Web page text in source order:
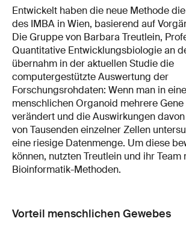
Entwickelt haben die neue Methode
des IMBA in Wien, basierend auf
Die Gruppe von Barbara Treutlein,
Quantitative Entwicklungsbiologie an
übernahm in der aktuellen Studie die
computergestützte Auswertung der
Forschungsrohdaten: Wenn man in
menschlichen Organoid mehrere
verändert und die Auswirkungen
von Tausenden einzelner Zellen
eine riesige Datenmenge. Um diese
können, nutzten Treutlein und ihr Team
Bioinformatik-Methoden.
Vorteil menschlichen Gewebes